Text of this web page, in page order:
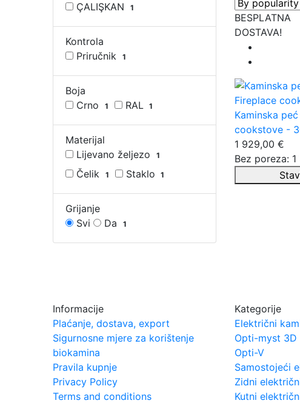
ÇALIŞKAN
1
Kontrola
Priručnik
1
Boja
Crno
1 RAL 1
Materijal
Lijevano željezo
1
Čelik 1 Staklo 1
Grijanje
Svi
Da 1
BESPLATNA
DOSTAVA!
Kaminska
cookstove -
1 929,00 €
Bez poreza: 1
Informacije
Plaćanje, dostava, export
Sigurnosne mjere za korištenje
biokamina
Pravila kupnje
Privacy Policy
Terms and conditions
Kategorije
Električni
Opti-myst 3D
Opti-V
Samostojeći
Zidni
Kutni